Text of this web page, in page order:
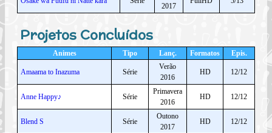
2017
Projetos Concluídos
Animes Tipo Lanç. Formatos Epis.
Amaama to Inazuma Série
Verão
2016
HD 12/12
Anne Happy♪ Série
Primavera
2016
HD 12/12
Blend S Série
Outono
2017
HD 12/12